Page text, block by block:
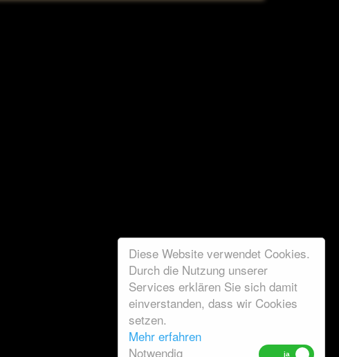
Diese Website verwendet Cookies.
Durch die Nutzung unserer
Services erklären Sie sich damit
einverstanden, dass wir Cookies
setzen.
Mehr erfahren
Notwendig